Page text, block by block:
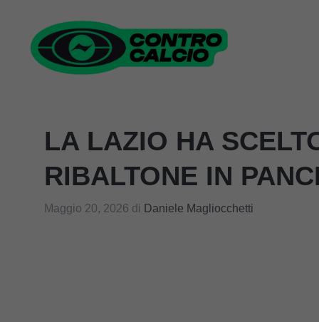
contenuto
LA LAZIO HA
RIBALTONE IN
Maggio 20, 2026 di Daniele Magliocchetti